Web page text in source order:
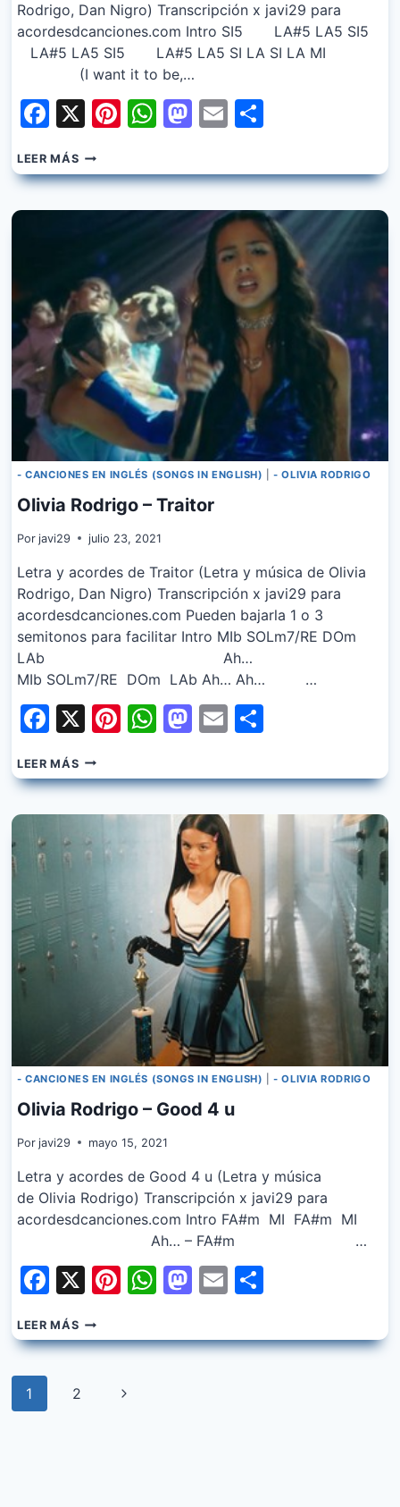
Rodrigo, Dan Nigro) Transcripción x javi29 para
acordesdcanciones.com Intro SI5 LA#5 LA5 SI5
LA#5 LA5 SI5 LA#5 LA5 SI LA SI LA MI
(I want it to be,…
Facebook
X Pinterest
WhatsApp
Mastodon
Email
LEER MÁSOLIVIA
RODRIGO
–
- CANCIONES EN INGLÉS (SONGS IN ENGLISH) |- OLIVIA RODRIGO
Olivia Rodrigo – Traitor
Por javi29 julio 23, 2021
Letra y acordes de Traitor (Letra y música de Olivia
Rodrigo, Dan Nigro) Transcripción x javi29 para
acordesdcanciones.com Pueden bajarla 1 o 3
semitonos para facilitar Intro MIb SOLm7/RE DOm
LAb Ah…
MIb SOLm7/RE DOm LAb Ah… Ah… …
Facebook
X Pinterest
WhatsApp
Mastodon
Email
LEER MÁSOLIVIA
RODRIGO
–
- CANCIONES EN INGLÉS (SONGS IN ENGLISH) |- OLIVIA RODRIGO
Olivia Rodrigo – Good 4 u
Por javi29 mayo 15, 2021
Letra y acordes de Good 4 u (Letra y música
de Olivia Rodrigo) Transcripción x javi29 para
acordesdcanciones.com Intro FA#m MI FA#m MI
Ah… – FA#m …
Facebook
X Pinterest
WhatsApp
Mastodon
Email
LEER MÁSOLIVIA
RODRIGO
–
4
Navegación
de
1 2
Siguiente